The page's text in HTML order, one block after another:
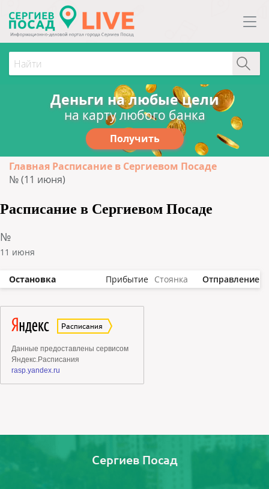
Деньги на любые цели
на карту любого банка
Получить
Главная Расписание в Сергиевом Посаде
№ (11 июня)
Расписание в Сергиевом Посаде
№
11 июня
Остановка Прибытие Стоянка Отправление
Сергиев Посад